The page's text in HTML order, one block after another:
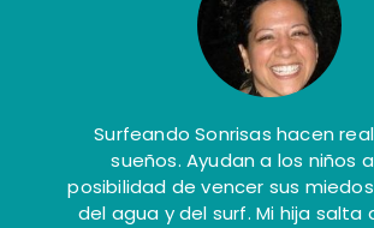
Gran evento, bien producido,
con mil sonrisas un festival de
vibraciones, gracias por
posible.